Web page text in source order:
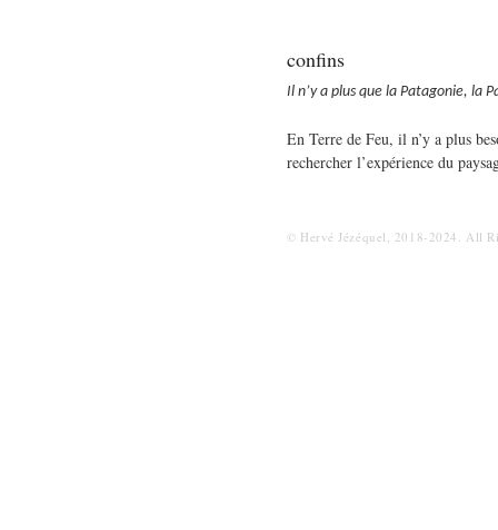
confins
Il n’y a plus que la Patagonie, la
En Terre de Feu, il n’y a plus
rechercher l’expérience du
© Hervé Jézéquel, 2018-2024. All